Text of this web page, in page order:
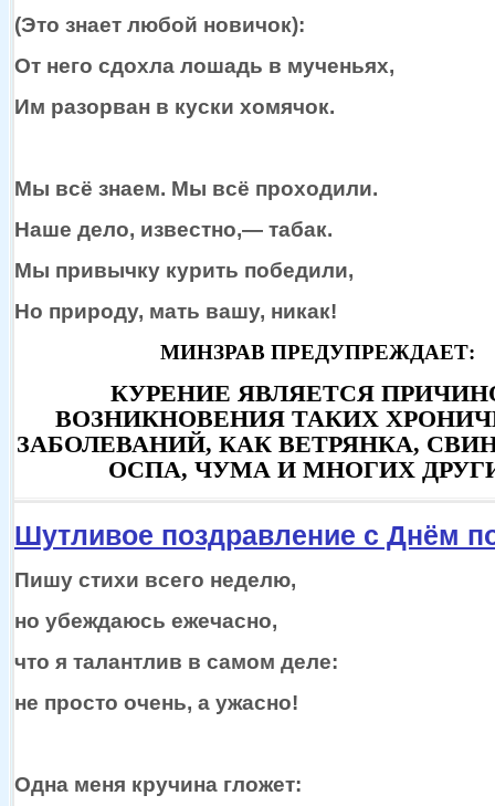
(Это знает любой новичок):
От него сдохла лошадь в мученьях,
Им разорван в куски хомячок.
Мы всё знаем. Мы всё проходили.
Наше дело, известно,— табак.
Мы привычку курить победили,
Но природу, мать вашу, никак!
МИНЗРАВ ПРЕДУПРЕЖДАЕТ:
КУРЕНИЕ ЯВЛЯЕТСЯ
ВОЗНИКНОВЕНИЯ ТАКИХ
ЗАБОЛЕВАНИЙ, КАК ВЕТРЯНКА,
ОСПА, ЧУМА И МНОГИХ
Шутливое поздравление с Днём
Пишу стихи всего неделю,
но убеждаюсь ежечасно,
что я талантлив в самом деле:
не просто очень, а ужасно!
Одна меня кручина гложет: